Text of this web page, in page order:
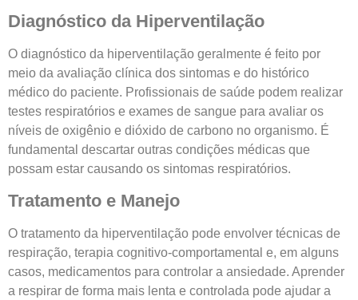
Diagnóstico da Hiperventilação
O diagnóstico da hiperventilação geralmente é feito por
meio da avaliação clínica dos sintomas e do histórico
médico do paciente. Profissionais de saúde podem realizar
testes respiratórios e exames de sangue para avaliar os
níveis de oxigênio e dióxido de carbono no organismo. É
fundamental descartar outras condições médicas que
possam estar causando os sintomas respiratórios.
Tratamento e Manejo
O tratamento da hiperventilação pode envolver técnicas de
respiração, terapia cognitivo-comportamental e, em alguns
casos, medicamentos para controlar a ansiedade. Aprender
a respirar de forma mais lenta e controlada pode ajudar a